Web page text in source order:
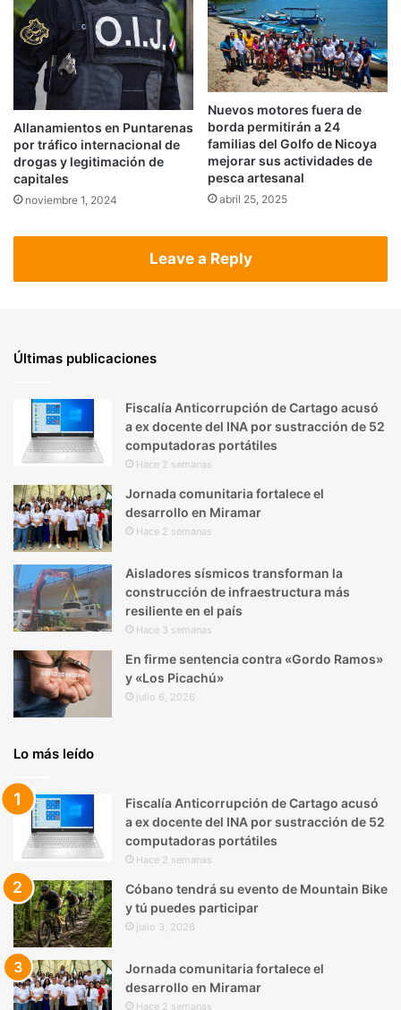
Allanamientos en Puntarenas
por tráfico internacional de
drogas y legitimación de
capitales
noviembre 1, 2024
Nuevos motores fuera de
borda permitirán a 24
familias del Golfo de Nicoya
mejorar sus actividades de
pesca artesanal
abril 25, 2025
Leave a Reply
Últimas publicaciones
Fiscalía Anticorrupción de Cartago acusó
a ex docente del INA por sustracción de 52
computadoras portátiles
Hace 2 semanas
Jornada comunitaria fortalece el
desarrollo en Miramar
Hace 2 semanas
Aisladores sísmicos transforman la
construcción de infraestructura más
resiliente en el país
Hace 3 semanas
En firme sentencia contra «Gordo Ramos»
y «Los Picachú»
julio 6, 2026
Lo más leído
Fiscalía Anticorrupción de Cartago acusó
a ex docente del INA por sustracción de 52
computadoras portátiles
Hace 2 semanas
Cóbano tendrá su evento de Mountain Bike
y tú puedes participar
julio 3, 2026
Jornada comunitaria fortalece el
desarrollo en Miramar
Hace 2 semanas